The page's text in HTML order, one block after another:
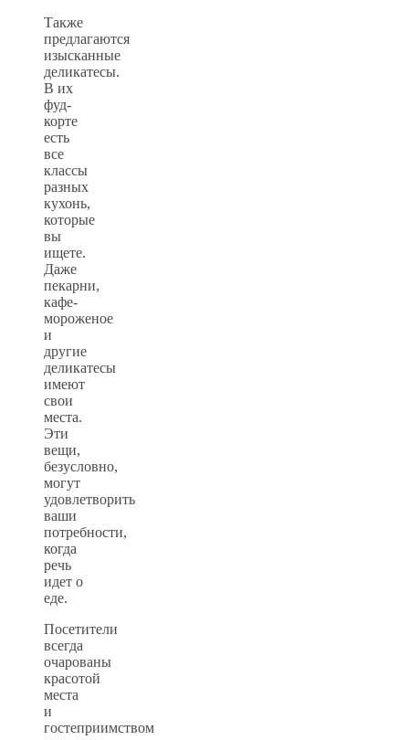
Также
предлагаются
изысканные
деликатесы.
В их
фуд-
корте
есть
все
классы
разных
кухонь,
которые
вы
ищете.
Даже
пекарни,
кафе-
мороженое
и
другие
деликатесы
имеют
свои
места.
Эти
вещи,
безусловно,
могут
удовлетворить
ваши
потребности,
когда
речь
идет о
еде.
Посетители
всегда
очарованы
красотой
места
и
гостеприимством